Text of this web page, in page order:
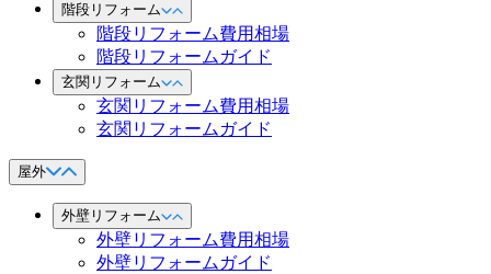
階段リフォーム
階段リフォーム費用相場
階段リフォームガイド
玄関リフォーム
玄関リフォーム費用相場
玄関リフォームガイド
屋外
外壁リフォーム
外壁リフォーム費用相場
外壁リフォームガイド